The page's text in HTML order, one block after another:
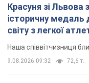
Красуня зі Львова
історичну медаль
світу з легкої
Наша співвітчизниця
9.08.2026 09:32 72,6 т.